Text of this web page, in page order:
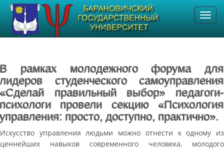
В рамках молодежного форума для
лидеров студенческого самоуправления
«Сделай правильный выбор» педагоги-
психологи провели секцию «Психология
управления: просто, доступно, практично».
Искусство управления людьми можно отнести к одному из
ценнейших навыков современного человека, молодого